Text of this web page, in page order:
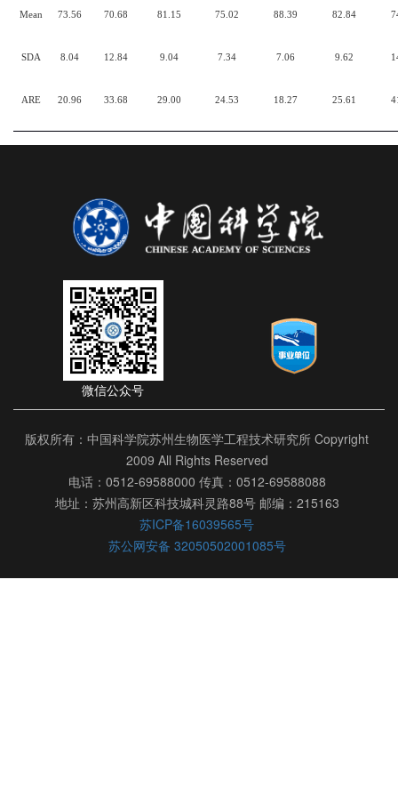
Mean 73.56 70.68 81.15 75.02 88.39 82.84
SDA 8.04 12.84 9.04 7.34 7.06 9.62
ARE 20.96 33.68 29.00 24.53 18.27 25.61
微信公众号
版权所有：中国科学院苏州生物医学工程技术研究所 Copyright
2009 All Rights Reserved
电话：0512-69588000 传真：0512-69588088
地址：苏州高新区科技城科灵路88号 邮编：215163
苏ICP备16039565号
苏公网安备 32050502001085号